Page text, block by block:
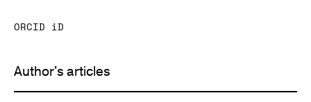
ORCID iD
Author's articles